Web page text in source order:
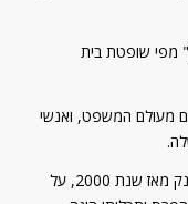
מפי שופטת בית
מעולם המשפט, ואנשי
מגן השקיפות ע"ש פרופ' דוב יזרעאלי ז"ל מוענק מאז שנת 2000, על